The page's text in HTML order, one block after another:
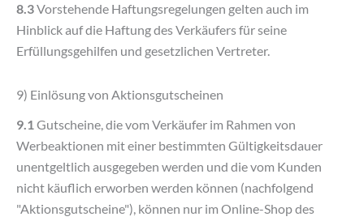
8.3Vorstehende Haftungsregelungen gelten auch im
Hinblick auf die Haftung des Verkäufers für seine
Erfüllungsgehilfen und gesetzlichen Vertreter.
9) Einlösung von Aktionsgutscheinen
9.1Gutscheine, die vom Verkäufer im Rahmen von
Werbeaktionen mit einer bestimmten Gültigkeitsdauer
unentgeltlich ausgegeben werden und die vom Kunden
nicht käuflich erworben werden können (nachfolgend
"Aktionsgutscheine"), können nur im Online-Shop des